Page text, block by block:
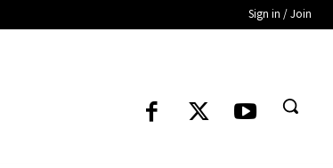
Sign in / Join